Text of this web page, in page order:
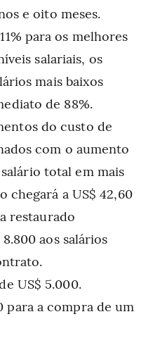
e oito meses.
para os melhores
salariais, os
mais baixos
de 88%.
do custo de
com o aumento
total em mais
chegará a US$ 42,60
restaurado
aos salários
US$ 5.000.
para a compra de um